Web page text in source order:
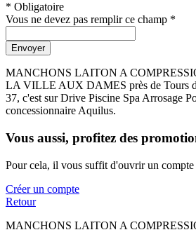
* Obligatoire
Vous ne devez pas remplir ce champ *
Envoyer
MANCHONS LAITON A
LA VILLE AUX DAMES près de Tours
37, c'est sur Drive Piscine Spa Arrosage
concessionnaire Aquilus.
Vous aussi, profitez des
Pour cela, il vous suffit d'ouvrir un
Créer un compte
Retour
MANCHONS LAITON A